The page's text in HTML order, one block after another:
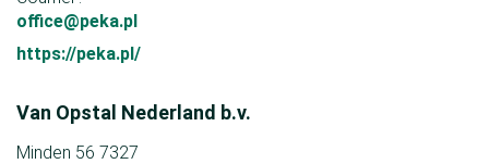
office@peka.pl
https://peka.pl/
Van Opstal Nederland b.v.
Minden 56 7327